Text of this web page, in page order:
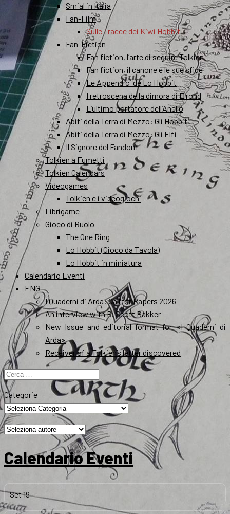
Smial in Italia
Fan-Film
Sulle Tracce dei Kiwi Hobbit
Fan-Fiction
Fan fiction, l’arte di seguire Tolkien
Fan fiction, il canone e le sue sfide
Le Appendici de Lo Hobbit
I retroscena della dimora di Elrond
L’ultimo portatore dell’Anello
Abiti della Terra di Mezzo: Gli Hobbit
Abiti della Terra di Mezzo: Gli Elfi
Il Signore del Fandom
Tolkien a Fumetti
Tolkien Calendars
Videogames
Tolkien e i videogiochi
Librigame
Gioco di Ruolo
The One Ring
Lo Hobbit (Gioco da Tavola)
Lo Hobbit in miniatura
Calendario Eventi
ENG
I Quaderni di Arda: Call for Papers 2026
An interview with R. Scott Bakker
New Issue and editorial format for «I Quaderni di
Arda»
Receiver of a Tolkien’s letter discovered
Ricerca
per:
Categorie
Calendario Eventi
Set19